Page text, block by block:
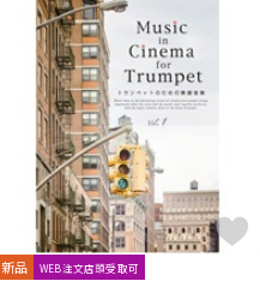
楽器アクセサリ
ヴィンテージ
新品 WEB注文店頭受取可